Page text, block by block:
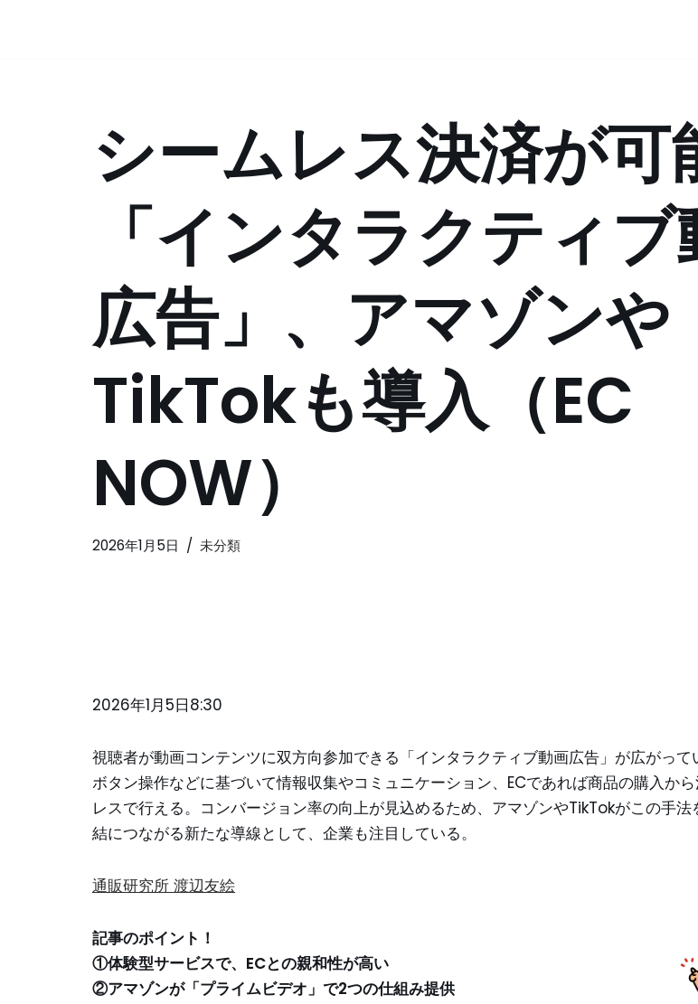
シームレス決済が可
「インタラクティ
広告」、アマゾンや
TikTokも導入（EC
NOW）
2026年1月5日 未分類
2026年1月5日8:30
視聴者が動画コンテンツに双方向参加できる「インタラクティブ動画広告」が広がって
ボタン操作などに基づいて情報収集やコミュニケーション、ECであれば商品の購入か
レスで行える。コンバージョン率の向上が見込めるため、アマゾンやTikTokがこの手法
結につながる新たな導線として、企業も注目している。
通販研究所 渡辺友絵
記事のポイント！
①体験型サービスで、ECとの親和性が高い
②アマゾンが「プライムビデオ」で2つの仕組み提供